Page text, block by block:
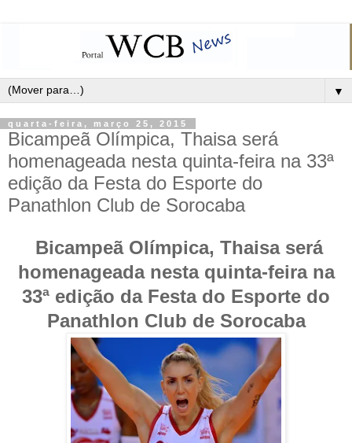
▼
quarta-feira, março 25, 2015
Bicampeã Olímpica, Thaisa será
homenageada nesta quinta-feira na 33ª
edição da Festa do Esporte do
Panathlon Club de Sorocaba
Bicampeã Olímpica, Thaisa será
homenageada nesta quinta-feira na
33ª edição da Festa do Esporte do
Panathlon Club de Sorocaba